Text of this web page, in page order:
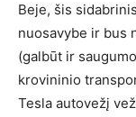
Beje, šis
nuosavybe ir bus
(galbūt ir
krovininio
Tesla autovežį